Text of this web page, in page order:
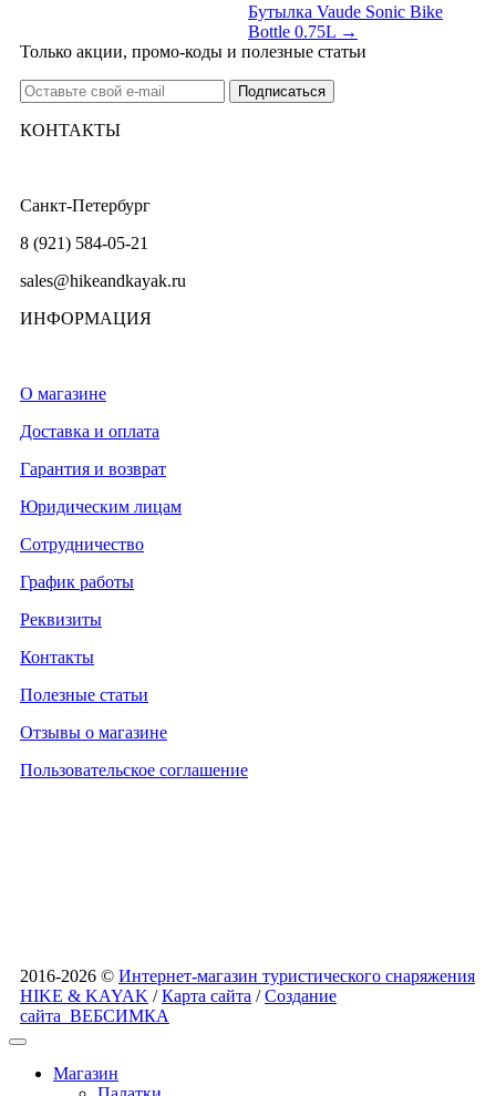
Бутылка Vaude Sonic Bike
Bottle 0.75L →
Только акции, промо-коды и полезные статьи
КОНТАКТЫ
Санкт-Петербург
8 (921) 584-05-21
sales@hikeandkayak.ru
ИНФОРМАЦИЯ
О магазине
Доставка и оплата
Гарантия и возврат
Юридическим лицам
Сотрудничество
График работы
Реквизиты
Контакты
Полезные статьи
Отзывы о магазине
Пользовательское соглашение
2016-2026 © Интернет-магазин туристического снаряжения
HIKE & KAYAK /Карта сайта /Создание
сайта ВЕБСИМКА
Магазин